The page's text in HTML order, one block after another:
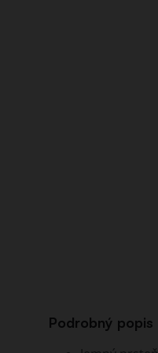
Podrobný popis